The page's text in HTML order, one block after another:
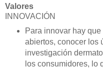
Valores
INNOVACIÓN
Para innovar hay
abiertos, conocer los
investigación
los consumidores, lo